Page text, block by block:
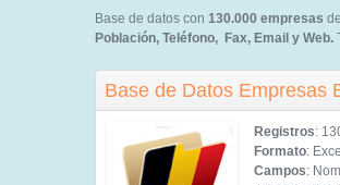
Base de datos con 130.000 empresas
Población, Teléfono, Fax, Email y Web.
Base de Datos Empresas
Registros:
Formato:
Campos: